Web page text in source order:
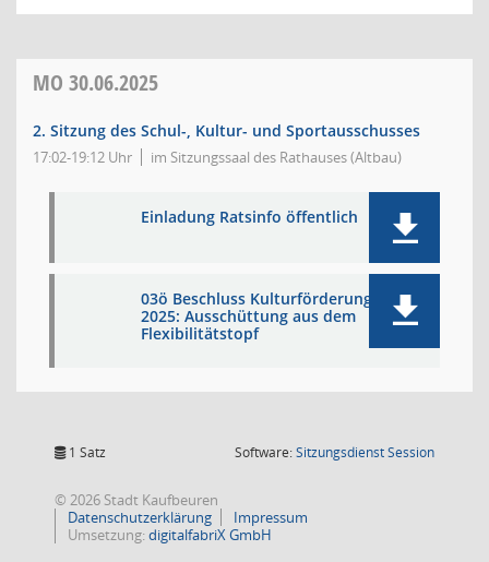
MO 30.06.2025
2. Sitzung des Schul-, Kultur- und Sportausschusses
17:02-19:12 Uhr im Sitzungssaal des Rathauses (Altbau)
Einladung Ratsinfo öffentlich
03ö Beschluss Kulturförderung
2025: Ausschüttung aus dem
Flexibilitätstopf
1 Satz Software:SitzungsdienstSession(Wird in
© 2026 Stadt Kaufbeuren
Datenschutzerklärung
Impressum
Umsetzung:digitalfabriX GmbH